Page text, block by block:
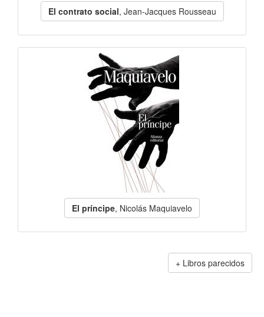
El contrato social, Jean-Jacques Rousseau
El príncipe, Nicolás Maquiavelo
Libros parecidos